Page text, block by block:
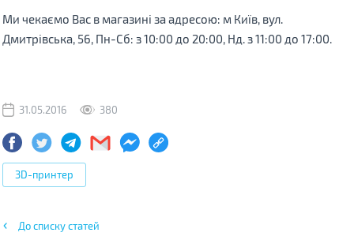
Ми чекаємо Вас в магазині за адресою: м Київ, вул.
Дмитрівська, 56, Пн-Сб: з 10:00 до 20:00, Нд. з 11:00 до 17:00.
31.05.2016 380
3D-принтер
До списку статей